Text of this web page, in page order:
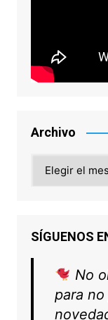
Archivo
SÍGUENOS
No
para